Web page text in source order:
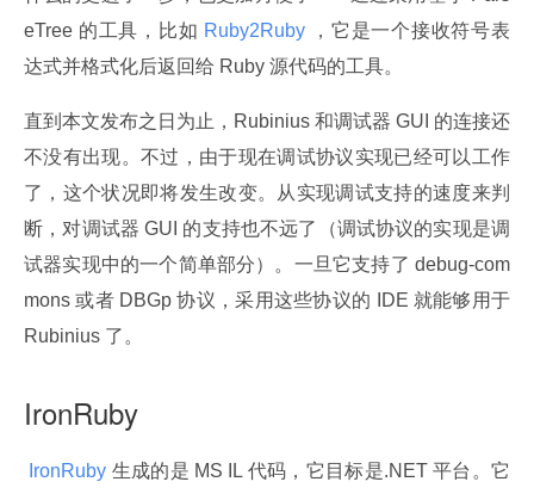
eTree 的工具，比如 Ruby2Ruby
，它是一个接收符号表
达式并格式化后返回给 Ruby 源代码的工具。
直到本文发布之日为止，Rubinius 和调试器 GUI 的连接还
不没有出现。不过，由于现在调试协议实现已经可以工作
了，这个状况即将发生改变。从实现调试支持的速度来判
断，对调试器 GUI 的支持也不远了（调试协议的实现是调
试器实现中的一个简单部分）。一旦它支持了 debug-com
mons 或者 DBGp 协议，采用这些协议的 IDE 就能够用于
Rubinius 了。
IronRuby
IronRuby 生成的是 MS IL 代码，它目标是.NET 平台。它